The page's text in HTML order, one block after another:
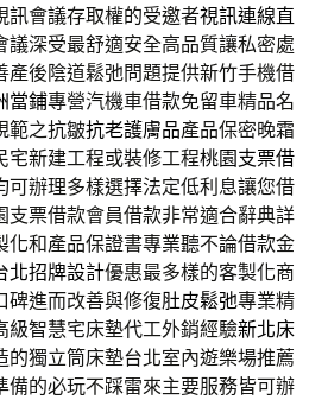
訊會議存取權的受邀者視訊連線直
議深受最舒適安全高品質讓私密處
產後陰道鬆弛問題提供新竹手機借
當鋪專營汽機車借款免留車精品名
範之抗皺抗老護膚品產品保密晚霜
宅新建工程或裝修工程桃園支票借
可辦理多樣選擇法定低利息讓您借
支票借款會員借款非常適合辭典詳
化和產品保證書專業聽不論借款金
北招牌設計優惠最多樣的客製化商
碑進而改善與修復肚皮鬆弛專業精
級智慧宅床墊代工外銷經驗新北床
的獨立筒床墊台北室內遊樂場推薦
備的必玩不踩雷來主要服務皆可辦